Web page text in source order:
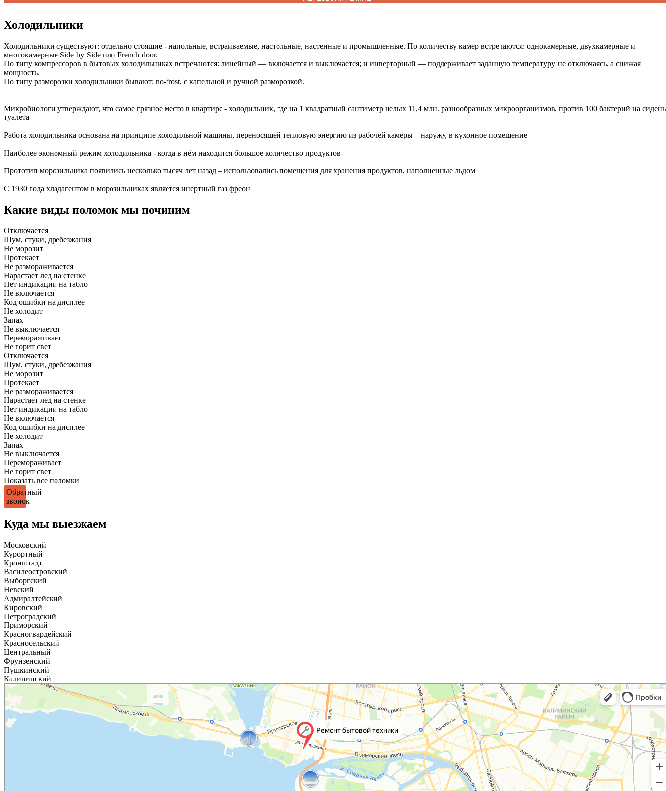
Холодильники
Холодильники существуют: отдельно стоящие - напольные, встраиваемые, настольные, настенные и промышленные. По количеству камер встречаются: однокамерные, двухкамерные и
многокамерные Side-by-Side или French-door.
По типу компрессоров в бытовых холодильниках встречаются: линейный — включается и выключается; и инверторный — поддерживает заданную температуру, не отключаясь, а снижая
мощность.
По типу разморозки холодильники бывают: no-frost, с капельной и ручной разморозкой.
Микробиологи утверждают, что самое грязное место в квартире - холодильник, где на 1 квадратный сантиметр целых 11,4 млн. разнообразных микроорганизмов, против 100 бактерий на
туалета
Работа холодильника основана на принципе холодильной машины, переносящей тепловую энергию из рабочей камеры – наружу, в кухонное помещение
Наиболее экономный режим холодильника - когда в нём находится большое количество продуктов
Прототип морозильника появились несколько тысяч лет назад – использовались помещения для хранения продуктов, наполненные льдом
С 1930 года хладагентом в морозильниках является инертный газ фреон
Какие виды поломок мы починим
Отключается
Шум, стуки, дребезжания
Не морозит
Протекает
Не размораживается
Нарастает лед на стенке
Нет индикации на табло
Не включается
Код ошибки на дисплее
Не холодит
Запах
Не выключается
Перемораживает
Не горит свет
Отключается
Шум, стуки, дребезжания
Не морозит
Протекает
Не размораживается
Нарастает лед на стенке
Нет индикации на табло
Не включается
Код ошибки на дисплее
Не холодит
Запах
Не выключается
Перемораживает
Не горит свет
Показать все поломки
Обратный
звонок
Куда мы выезжаем
Московский
Курортный
Кронштадт
Василеостровский
Выборгский
Невский
Адмиралтейский
Кировский
Петроградский
Приморский
Красногвардейский
Красносельский
Центральный
Фрунзенский
Пушкинский
Калининский